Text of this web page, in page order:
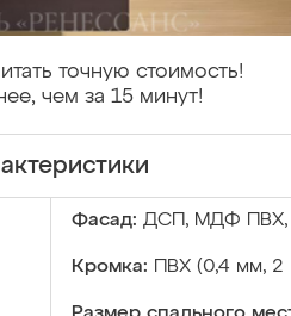
точную стоимость!
чем за 15 минут!
Фасад: ДСП, МДФ ПВХ,
Кромка: ПВХ (0,4 мм, 2